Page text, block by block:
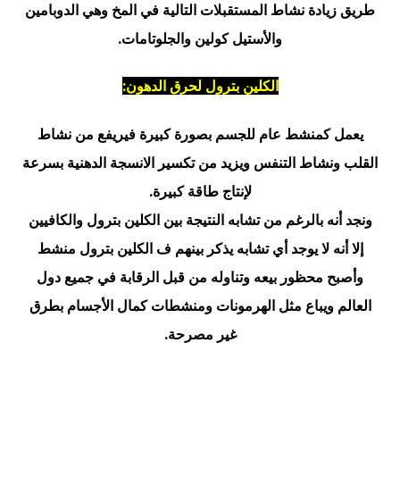
طريق زيادة نشاط المستقبلات التالية في المخ وهي الدوبامين
والأستيل كولين والجلوتامات.
الكلين بترول لحرق الدهون:
يعمل كمنشط عام للجسم بصورة كبيرة فيريفع من نشاط
القلب ونشاط التنفس ويزيد من تكسير الانسجة الدهنية بسرعة
لإنتاج طاقة كبيرة.
ونجد أنه بالرغم من تشابه النتيجة بين الكلين بترول والكافيين
إلا أنه لا يوجد أي تشابه يذكر بينهم ف الكلين بترول منشط
وأصبح محظور بيعه وتناوله من قبل الرقابة في جميع دول
العالم ويباع مثل الهرمونات ومنشطات كمال الأجسام بطرق
غير مصرحة.